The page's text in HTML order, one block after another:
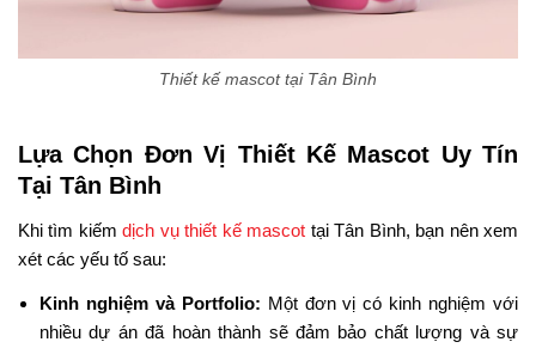
Thiết kế mascot tại Tân Bình
Lựa Chọn Đơn Vị Thiết Kế Mascot Uy Tín
Tại Tân Bình
Khi tìm kiếmdịch vụ thiết kế mascot tại Tân Bình, bạn nên xem
xét các yếu tố sau:
Kinh nghiệm và Portfolio: Một đơn vị có kinh nghiệm với
nhiều dự án đã hoàn thành sẽ đảm bảo chất lượng và sự